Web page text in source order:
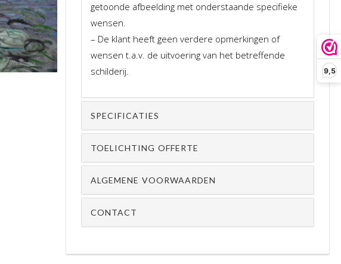
9,5
getoonde afbeelding met onderstaande specifieke
wensen.
– De klant heeft geen verdere opmerkingen of
wensen t.a.v. de uitvoering van het betreffende
schilderij.
SPECIFICATIES
TOELICHTING OFFERTE
ALGEMENE VOORWAARDEN
CONTACT